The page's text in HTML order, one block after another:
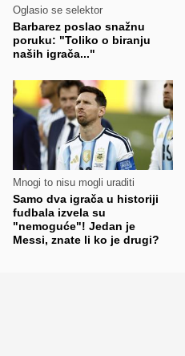
Oglasio se selektor
Barbarez poslao snažnu
poruku: "Toliko o biranju
naših igrača..."
Mnogi to nisu mogli uraditi
Samo dva igrača u historiji
fudbala izvela su
"nemoguće"! Jedan je
Messi, znate li ko je drugi?